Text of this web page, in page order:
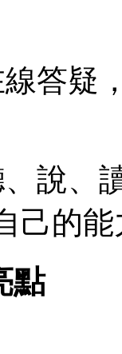
答疑
說、
己的能
點